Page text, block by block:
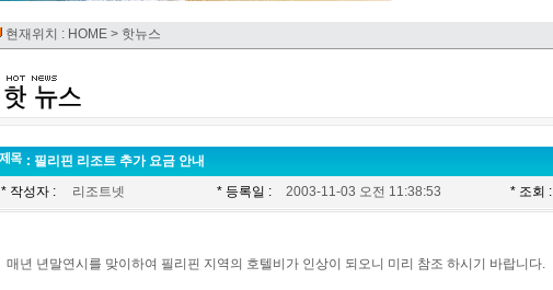
현재위치 : HOME > 핫뉴스
: 필리핀 리조트 추가 요금 안내
* 작성자 :
리조트넷 * 등록일 : 2003-11-03 오전 11:38:53 * 조회 :
매년 년말연시를 맞이하여 필리핀 지역의 호텔비가 인상이 되오니 미리 참조 하시기 바랍니다.